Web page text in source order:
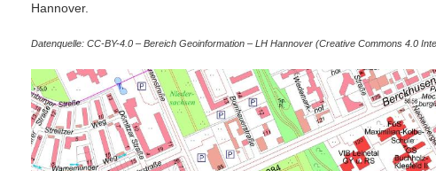
Hannover.
Datenquelle: CC-BY-4.0 – Bereich Geoinformation – LH Hannover (Creative Commons 4.0